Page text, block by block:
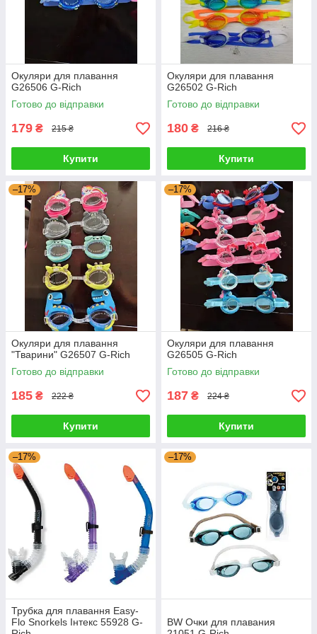
Окуляри для плавання
G26506 G-Rich
Готово до відправки
179 ₴ 215 ₴
Купити
Окуляри для плавання
G26502 G-Rich
Готово до відправки
180 ₴ 216 ₴
Купити
–17%
Окуляри для плавання
"Тварини" G26507 G-Rich
Готово до відправки
185 ₴ 222 ₴
Купити
–17%
Окуляри для плавання
G26505 G-Rich
Готово до відправки
187 ₴ 224 ₴
Купити
–17%
Трубка для плавання Easy-
Flo Snorkels Інтекс 55928 G-
–17%
BW Очки для плавания